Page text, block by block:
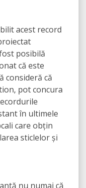
acest record
posibilă
că este
consideră că
pot concura
în ultimele
care obțin
sticlelor și
nu numai că